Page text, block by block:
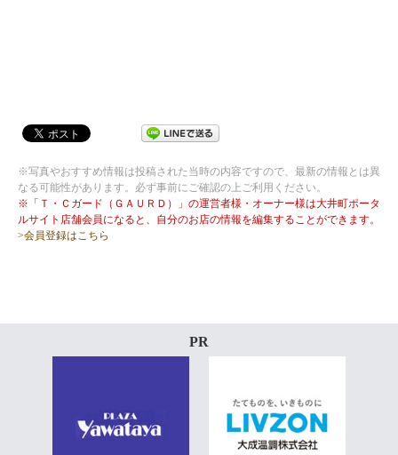
※写真やおすすめ情報は投稿された当時の内容ですので、最新の情報とは異
なる可能性があります。必ず事前にご確認の上ご利用ください。
※「Ｔ・Ｃガード（ＧＡＵＲＤ）」の運営者様・オーナー様は大井町ポータ
ルサイト店舗会員になると、自分のお店の情報を編集することができます。
>会員登録はこちら
PR